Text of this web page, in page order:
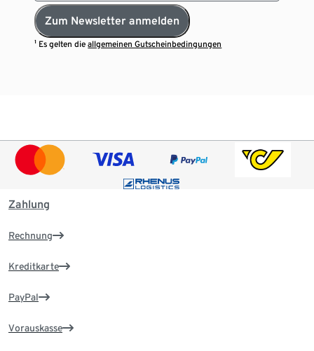
Zum Newsletter anmelden
¹ Es gelten dieallgemeinen Gutscheinbedingungen
Zahlung
Rechnung
Kreditkarte
PayPal
Vorauskasse